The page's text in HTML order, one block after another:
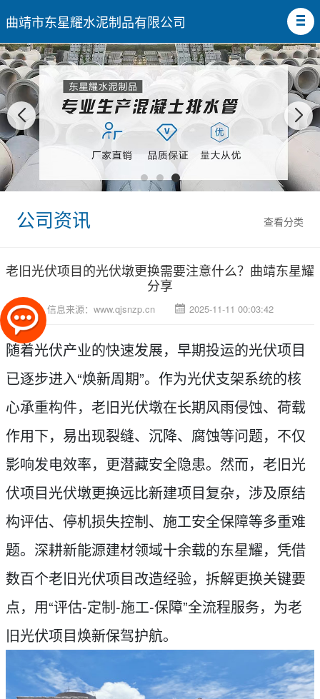
曲靖市东星耀水泥制品有限公司
查看分类
公司资讯
老旧光伏项目的光伏墩更换需要注意什么？曲靖东星耀
分享
信息来源： www.qjsnzp.cn 2025-11-11 00:03:42
随着光伏产业的快速发展，早期投运的光伏项目
已逐步进入“焕新周期”。作为光伏支架系统的核
心承重构件，老旧光伏墩在长期风雨侵蚀、荷载
作用下，易出现裂缝、沉降、腐蚀等问题，不仅
影响发电效率，更潜藏安全隐患。然而，老旧光
伏项目光伏墩更换远比新建项目复杂，涉及原结
构评估、停机损失控制、施工安全保障等多重难
题。深耕新能源建材领域十余载的东星耀，凭借
数百个老旧光伏项目改造经验，拆解更换关键要
点，用“评估-定制-施工-保障”全流程服务，为老
旧光伏项目焕新保驾护航。